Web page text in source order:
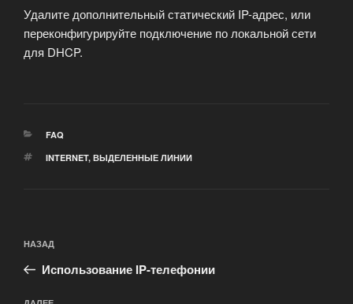
Удалите дополнительный статический IP-адрес, или
переконфигурируйте подключение по локальной сети
для DHCP.
РУБРИКИ
FAQ
МЕТКИ
INTERNET, ВЫДЕЛЕННЫЕ ЛИНИИ
по
записям
Предыдущая
запись:
НАЗАД
Использование IP-телефонии